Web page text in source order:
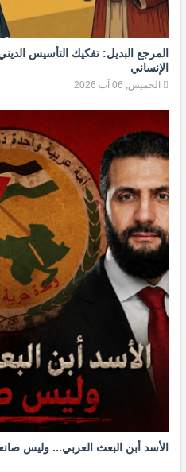
المرجع البديل: تفكيك التأسيس الديني
الإنساني
الخميس, 06 آب 2026
الأسد أبن البعث العربي... وليس